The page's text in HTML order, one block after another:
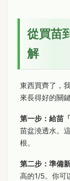
從買苗
解
東西買齊了，
來長得好的關鍵
第一步：給苗
苗盆澆透水。
根。
第二步：準備新
高的1/5。你可